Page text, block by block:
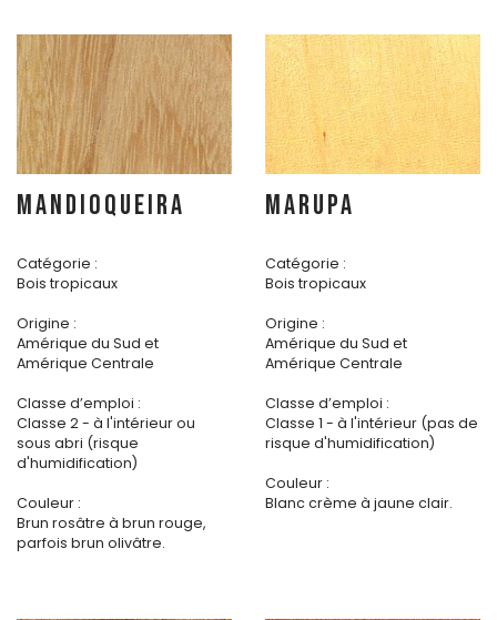
MANDIOQUEIRA
Catégorie :
Bois tropicaux
Origine :
Amérique du Sud et
Amérique Centrale
Classe d’emploi :
Classe 2 - à l'intérieur ou
sous abri (risque
d'humidification)
Couleur :
Brun rosâtre à brun rouge,
parfois brun olivâtre.
MARUPA
Catégorie :
Bois tropicaux
Origine :
Amérique du Sud et
Amérique Centrale
Classe d’emploi :
Classe 1 - à l'intérieur (pas de
risque d'humidification)
Couleur :
Blanc crème à jaune clair.